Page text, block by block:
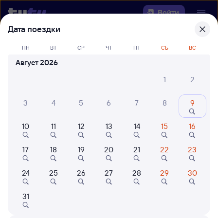
Войти
Выберите день, чтобы найтиж/д
билеты Куйтун — Тёплое Озеро
Куда
Когда
Кто едет
Найти поезда
Дата поездки
ПН ВТ СР ЧТ ПТ СБ ВС
Август 2026
1
2
3 4 5 6 7 8 9
10 11 12 13 14 15 16
17 18 19 20 21 22 23
24 25 26 27 28 29 30
31